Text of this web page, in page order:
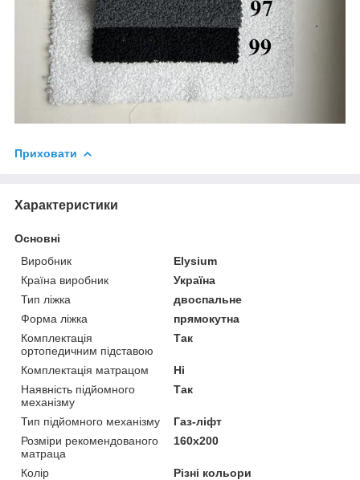
Приховати
Характеристики
Основні
Виробник
Elysium
Країна виробник
Україна
Тип ліжка
двоспальне
Форма ліжка
прямокутна
Комплектація
ортопедичним підставою
Так
Комплектація матрацом
Ні
Наявність підйомного
механізму
Так
Тип підйомного механізму
Газ-ліфт
Розміри рекомендованого
матраца
160х200
Колір
Різні кольори